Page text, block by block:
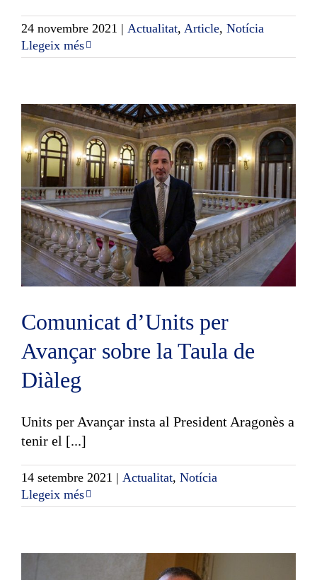
24 novembre 2021 | Actualitat, Article, Notícia
Llegeix més
Comunicat d’Units per
Avançar sobre la Taula de
Diàleg
Units per Avançar insta al President Aragonès a
tenir el [...]
14 setembre 2021 | Actualitat, Notícia
Llegeix més